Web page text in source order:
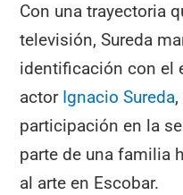
Con una trayectoria
televisión, Sureda
identificación con el
actor Ignacio Sureda
participación en la
parte de una familia
al arte en Escobar.